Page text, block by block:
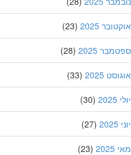
2025
(23)
2025
(28)
2025
(33)
(30)
(27)
(23)